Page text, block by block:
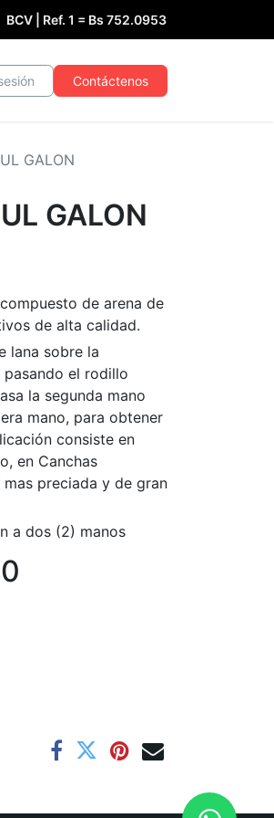
BCV | Ref. 1 = Bs 752.0953
Contáctenos
GALON
GALON
de arena de
de alta calidad.
lana sobre la
el rodillo
la segunda mano
mano, para obtener
consiste en
en Canchas
preciada y de gran
a dos (2) manos